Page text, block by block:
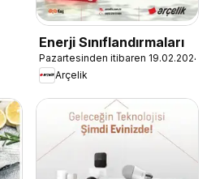
Enerji Sınıflandırmaları
Pazartesinden itibaren 19.02.2024
Arçelik